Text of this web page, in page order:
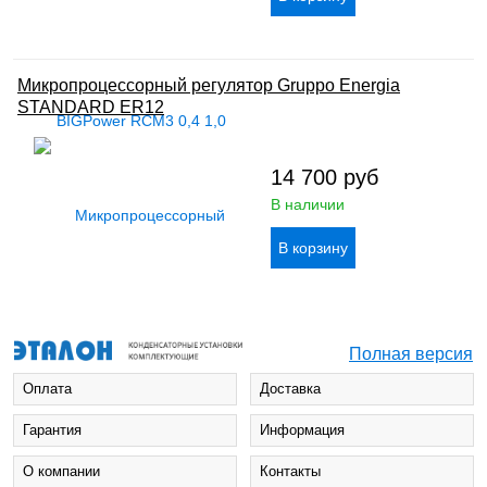
Микропроцессорный регулятор Gruppo Energia
STANDARD ER12
14 700 руб
В наличии
Полная версия
Оплата Доставка
Гарантия Информация
О компании Контакты